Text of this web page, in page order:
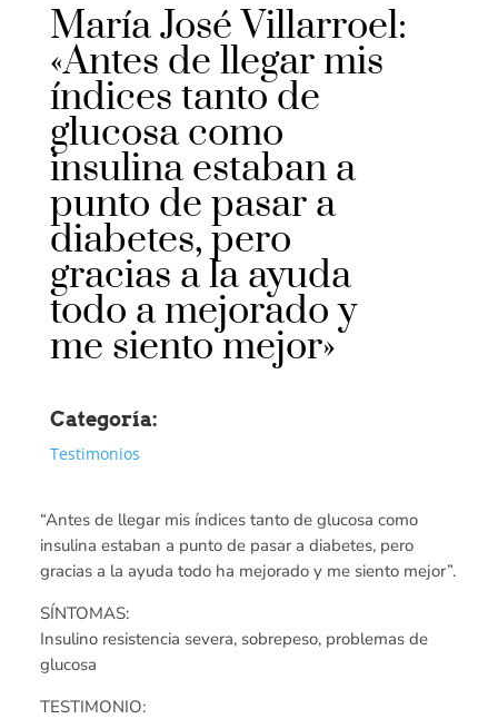
María José Villarroel:
«Antes de llegar mis
índices tanto de
glucosa como
insulina estaban a
punto de pasar a
diabetes, pero
gracias a la ayuda
todo a mejorado y
me siento mejor»
Categoría:
Testimonios
“Antes de llegar mis índices tanto de glucosa como
insulina estaban a punto de pasar a diabetes, pero
gracias a la ayuda todo ha mejorado y me siento mejor”.
SÍNTOMAS:
Insulino resistencia severa, sobrepeso, problemas de
glucosa
TESTIMONIO: